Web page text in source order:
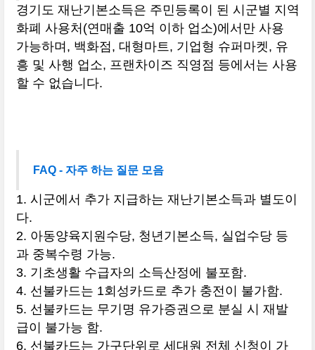
경기도 재난기본소득은 주민등록이 된 시군별 지역
화폐 사용처(연매출 10억 이하 업소)에서만 사용
가능하며, 백화점, 대형마트, 기업형 슈퍼마켓, 유
흥 및 사행 업소, 프랜차이즈 직영점 등에서는 사용
할 수 없습니다.
FAQ - 자주 하는 질문 모음
1. 시군에서 추가 지급하는 재난기본소득과 별도이
다.
2. 아동양육지원수당, 청년기본소득, 실업수당 등
과 중복수령 가능.
3. 기초생활 수급자의 소득산정에 불포함.
4. 선불카드는 1회성카드로 추가 충전이 불가함.
5. 선불카드는 무기명 유가증권으로 분실 시 재발
급이 불가능 함.
6. 선불카드는 가구단위로 세대원 전체 신청이 가